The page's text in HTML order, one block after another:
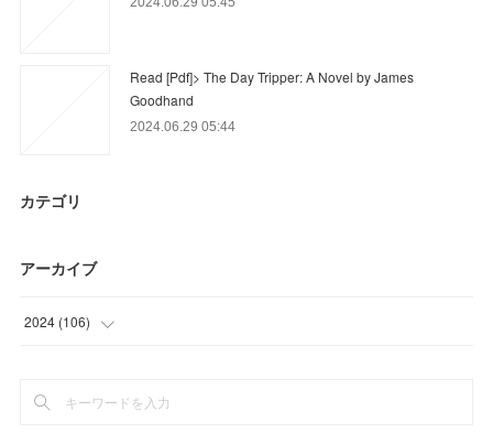
Read [Pdf]> The Day Tripper: A Novel by James
Goodhand
2024.06.29 05:44
カテゴリ
アーカイブ
2024 (106)
(